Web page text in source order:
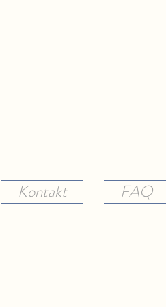
Kontakt FAQ